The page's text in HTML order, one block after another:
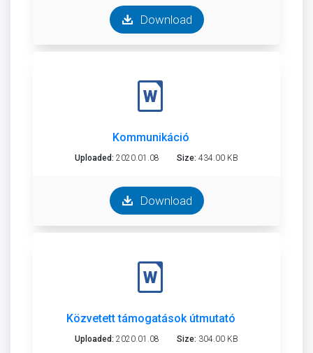
Download
Kommunikáció
Uploaded: 2020.01.08 Size: 434.00 KB
Download
Közvetett támogatások útmutató
Uploaded: 2020.01.08 Size: 304.00 KB